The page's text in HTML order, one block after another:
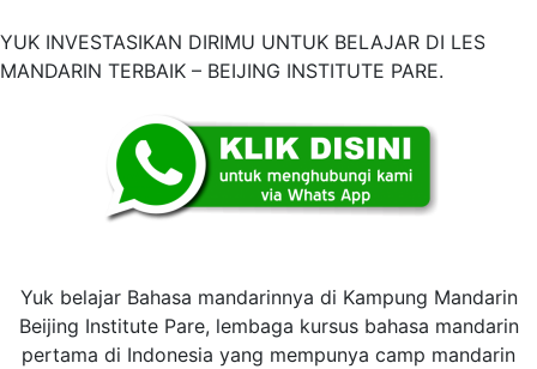
YUK INVESTASIKAN DIRIMU UNTUK BELAJAR DI LES
MANDARIN TERBAIK – BEIJING INSTITUTE PARE.
Yuk belajar Bahasa mandarinnya di Kampung Mandarin
Beijing Institute Pare, lembaga kursus bahasa mandarin
pertama di Indonesia yang mempunya camp mandarin